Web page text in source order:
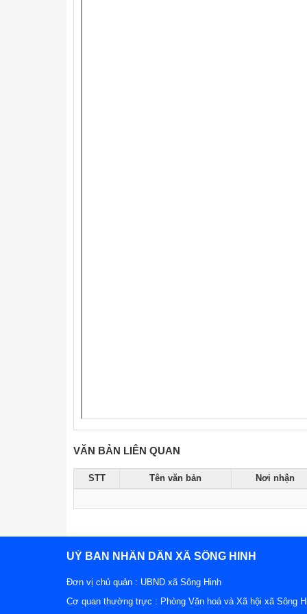
VĂN BẢN LIÊN QUAN
STT Tên văn bản Nơi nhận
UỶ BAN NHÂN DÂN XÃ SÔNG HINH
Đơn vị chủ quản : UBND xã Sông Hinh
Cơ quan thường trực : Phòng Văn hoá và Xã hội xã Sông